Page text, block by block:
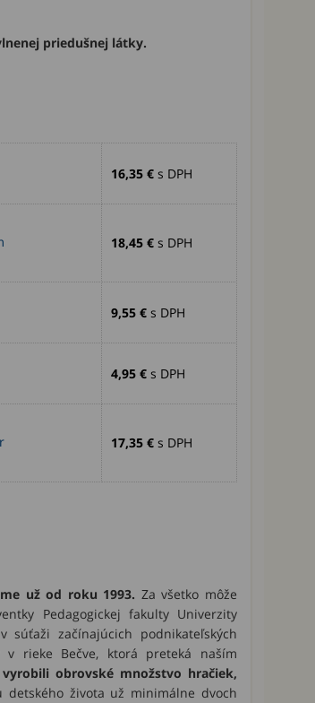
priedušnej látky.
16,35 € s DPH
18,45 € s DPH
9,55 € s DPH
4,95 € s DPH
17,35 € s DPH
už od roku 1993. Za všetko môže
Pedagogickej fakulty Univerzity
začínajúcich podnikateľských
rieke Bečve, ktorá preteká naším
obrovské množstvo hračiek,
života už minimálne dvoch